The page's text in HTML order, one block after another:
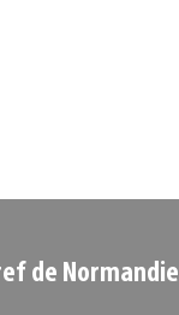
de Normandie